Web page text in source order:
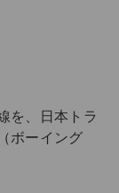
を、日本トラ
ボーイング